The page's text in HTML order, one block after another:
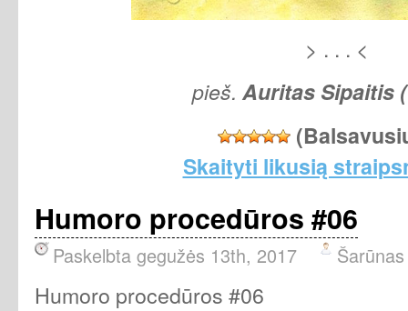
> . . . <
pieš. Auritas Sipaitis
Skaityti likusią
Humoro procedūros #06
Paskelbta gegužės 13th, 2017 Šarūnas
Humoro procedūros #06